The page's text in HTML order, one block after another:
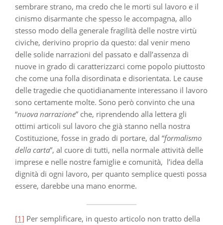
sembrare strano, ma credo che le morti sul lavoro e il
cinismo disarmante che spesso le accompagna, allo
stesso modo della generale fragilità delle nostre virtù
civiche, derivino proprio da questo: dal venir meno
delle solide narrazioni del passato e dall’assenza di
nuove in grado di caratterizzarci come popolo piuttosto
che come una folla disordinata e disorientata. Le cause
delle tragedie che quotidianamente interessano il lavoro
sono certamente molte. Sono però convinto che una
“nuova narrazione” che, riprendendo alla lettera gli
ottimi articoli sul lavoro che già stanno nella nostra
Costituzione, fosse in grado di portare, dal “formalismo
della carta”, al cuore di tutti, nella normale attività delle
imprese e nelle nostre famiglie e comunità, l’idea della
dignità di ogni lavoro, per quanto semplice questi possa
essere, darebbe una mano enorme.
[1] Per semplificare, in questo articolo non tratto della